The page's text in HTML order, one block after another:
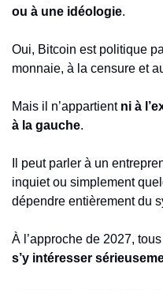
ou à une idéologie.
Oui, Bitcoin est politique
monnaie, à la censure et
Mais il n’appartient ni à
à la gauche.
Il peut parler à un
inquiet ou simplement
dépendre entièrement du
À l’approche de 2027,
s’y intéresser